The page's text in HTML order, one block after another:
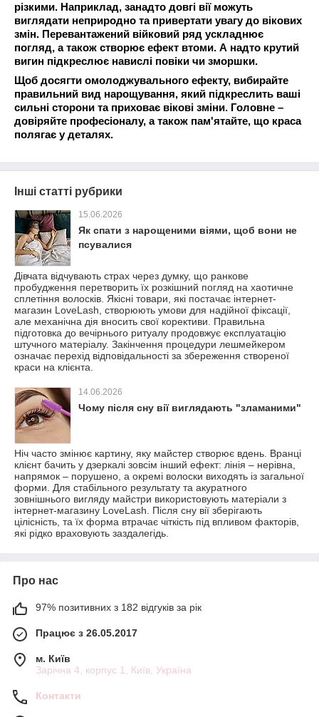
різкими. Наприклад, занадто довгі вії можуть
виглядати неприродно та привертати увагу до вікових
змін. Перевантажений війковий ряд ускладнює
погляд, а також створює ефект втоми. А надто крутий
вигин підкреслює навислі повіки чи зморшки.
Щоб досягти омолоджувального ефекту, вибирайте
правильний вид нарощування, який підкреслить ваші
сильні сторони та приховає вікові зміни. Головне –
довіряйте професіоналу, а також пам'ятайте, що краса
полягає у деталях.
Інші статті рубрики
15.06.2026
Як спати з нарощеними віями, щоб вони не
псувалися
Дівчата відчувають страх через думку, що ранкове
пробудження перетворить їх розкішний погляд на хаотичне
сплетіння волосків. Якісні товари, які постачає інтернет-
магазин LoveLash, створюють умови для надійної фіксації,
але механічна дія вносить свої корективи. Правильна
підготовка до вечірнього ритуалу продовжує експлуатацію
штучного матеріалу. Закінчення процедури лешмейкером
означає перехід відповідальності за збереження створеної
краси на клієнта.
14.06.2026
Чому після сну вії виглядають "зламаними"
Ніч часто змінює картину, яку майстер створює вдень. Вранці
клієнт бачить у дзеркалі зовсім інший ефект: лінія – нерівна,
напрямок – порушено, а окремі волоски виходять із загальної
форми. Для стабільного результату та акуратного
зовнішнього вигляду майстри використовують матеріали з
інтернет-магазину LoveLash. Після сну вії зберігають
цілісність, та їх форма втрачає чіткість під впливом факторів,
які рідко враховують заздалегідь.
Про нас
97% позитивних з 182 відгуків за рік
Працює з 26.05.2017
м. Київ
Зарічна 4, корпус 1, Київ, Україна
Контакти